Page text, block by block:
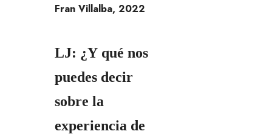
Fran Villalba, 2022
LJ: ¿Y qué nos
puedes decir
sobre la
experiencia de